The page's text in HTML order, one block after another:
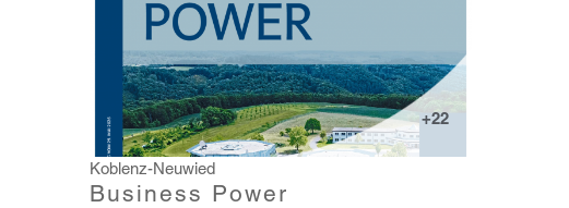
+22
Koblenz-Neuwied
Business Power